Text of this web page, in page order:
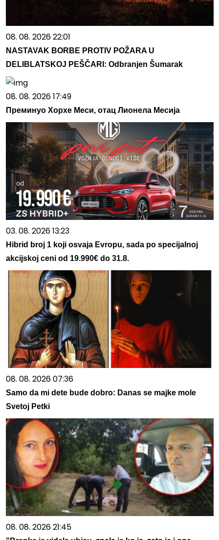
08. 08. 2026 22:01
NASTAVAK BORBE PROTIV POŽARA U
DELIBLATSKOJ PEŠČARI: Odbranjen Šumarak
08. 08. 2026 17:49
Преминуо Хорхе Меси, отац Лионела Месија
03. 08. 2026 13:23
Hibrid broj 1 koji osvaja Evropu, sada po specijalnoj
akcijskoj ceni od 19.990€ do 31.8.
08. 08. 2026 07:36
Samo da mi dete bude dobro: Danas se majke mole
Svetoj Petki
08. 08. 2026 21:45